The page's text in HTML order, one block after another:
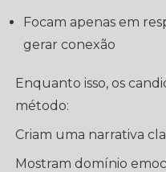
Focam apenas em responder e esquecem de
gerar conexão
Enquanto isso, os
método:
Criam uma narrativa
Mostram domínio